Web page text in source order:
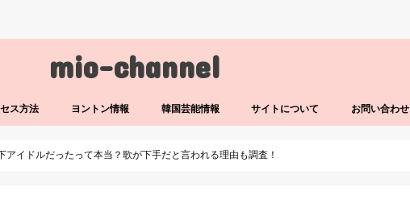
mio-channel
ス方法 ヨントン情報 韓国芸能情報 サイトについて お問い合わせ
アイドルだったって本当？歌が下手だと言われる理由も調査！